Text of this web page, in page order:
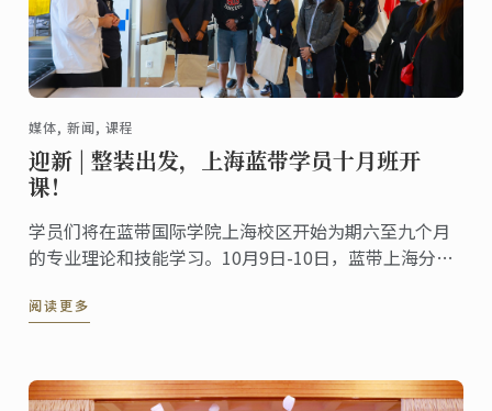
媒体, 新闻, 课程
迎新 | 整装出发，上海蓝带学员十月班开
课！
学员们将在蓝带国际学院上海校区开始为期六至九个月
的专业理论和技能学习。10月9日-10日，蓝带上海分别
上海副校长施雯女士及蓝带大中华区总经理Sara Shang
技能。
阅读更多